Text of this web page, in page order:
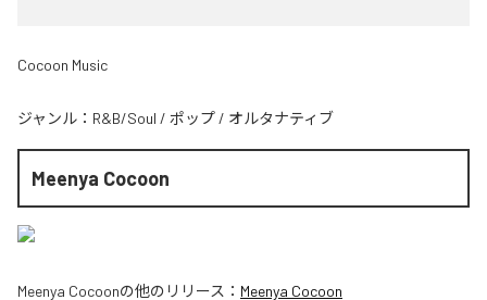
Cocoon Music
ジャンル： R&B/Soul / ポップ / オルタナティブ
Meenya Cocoon
Meenya Cocoonの他のリリース： Meenya Cocoon